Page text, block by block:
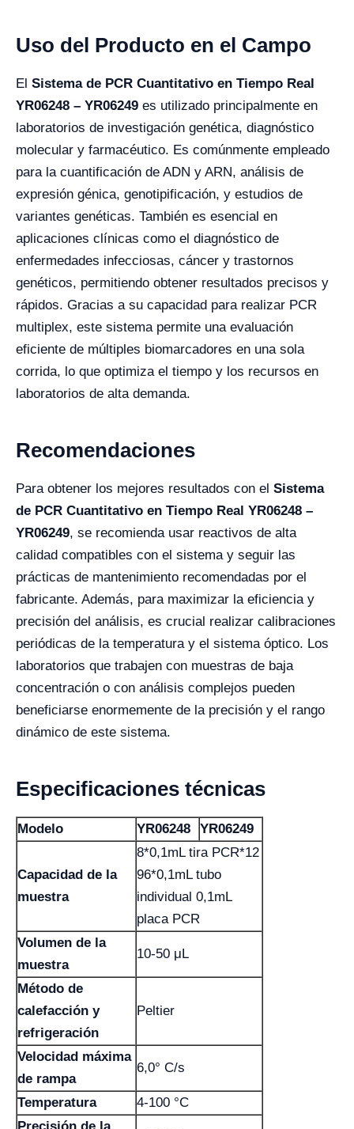
Uso del Producto en el Campo
El Sistema de PCR Cuantitativo en Tiempo Real
YR06248 – YR06249 es utilizado principalmente en
laboratorios de investigación genética, diagnóstico
molecular y farmacéutico. Es comúnmente empleado
para la cuantificación de ADN y ARN, análisis de
expresión génica, genotipificación, y estudios de
variantes genéticas. También es esencial en
aplicaciones clínicas como el diagnóstico de
enfermedades infecciosas, cáncer y trastornos
genéticos, permitiendo obtener resultados precisos y
rápidos. Gracias a su capacidad para realizar PCR
multiplex, este sistema permite una evaluación
eficiente de múltiples biomarcadores en una sola
corrida, lo que optimiza el tiempo y los recursos en
laboratorios de alta demanda.
Recomendaciones
Para obtener los mejores resultados con el Sistema
de PCR Cuantitativo en Tiempo Real YR06248 –
YR06249, se recomienda usar reactivos de alta
calidad compatibles con el sistema y seguir las
prácticas de mantenimiento recomendadas por el
fabricante. Además, para maximizar la eficiencia y
precisión del análisis, es crucial realizar calibraciones
periódicas de la temperatura y el sistema óptico. Los
laboratorios que trabajen con muestras de baja
concentración o con análisis complejos pueden
beneficiarse enormemente de la precisión y el rango
dinámico de este sistema.
Especificaciones técnicas
Modelo YR06248 YR06249
Capacidad de la
muestra
8*0,1mL tira PCR*12
96*0,1mL tubo
individual 0,1mL
placa PCR
Volumen de la
muestra
10-50 μL
Método de
calefacción y
refrigeración
Peltier
Velocidad máxima
de rampa
6,0° C/s
Temperatura
4-100 °C